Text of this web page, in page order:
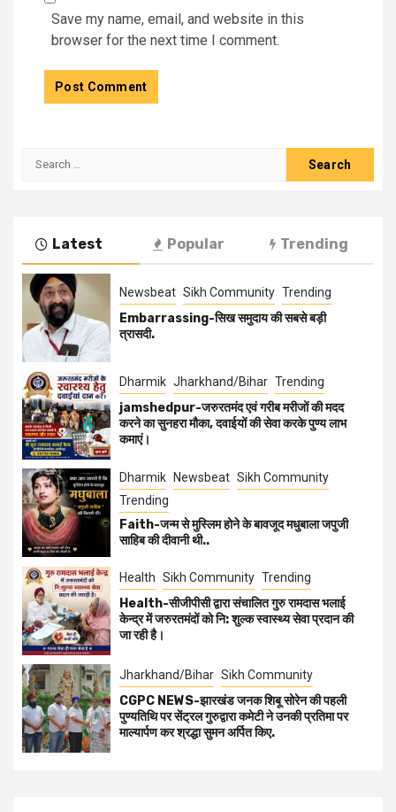
Save my name, email, and website in this
browser for the next time I comment.
Latest Popular Trending
Newsbeat Sikh Community Trending
Embarrassing-सिख समुदाय की सबसे बड़ी
त्रासदी.
Dharmik Jharkhand/Bihar Trending
jamshedpur-जरुरतमंद एवं गरीब मरीजों की मदद
करने का सुनहरा मौका, दवाईयों की सेवा करके पुण्य लाभ
कमाएं।
Dharmik Newsbeat Sikh Community
Trending
Faith-जन्म से मुस्लिम होने के बावजूद मधुबाला जपुजी
साहिब की दीवानी थी..
Health Sikh Community Trending
Health-सीजीपीसी द्वारा संचालित गुरु रामदास भलाई
केन्द्र में जरुरतमंदों को नि: शुल्क स्वास्थ्य सेवा प्रदान की
जा रही है।
Jharkhand/Bihar Sikh Community
CGPC NEWS-झारखंड जनक शिबू सोरेन की पहली
पुण्यतिथि पर सेंट्रल गुरुद्वारा कमेटी ने उनकी प्रतिमा पर
माल्यार्पण कर श्रद्धा सुमन अर्पित किए.